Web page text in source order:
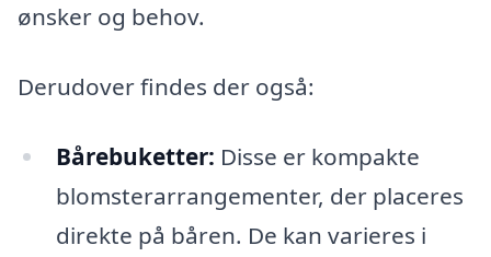
ønsker og behov.
Derudover findes der også:
Bårebuketter: Disse er kompakte
blomsterarrangementer, der placeres
direkte på båren. De kan varieres i